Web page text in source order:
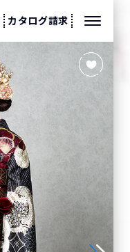
カタログ請求